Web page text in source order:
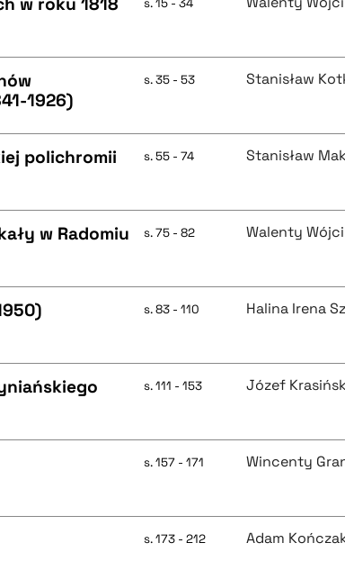
s. 15 - 34
1926)
s. 35 - 53 Stanisław
polichromii
s. 55 - 74 Stanisław
w Radomiu s. 75 - 82 Walenty
s. 83 - 110 Halina Irena
s. 111 - 153 Józef
s. 157 - 171 Wincenty
s. 173 - 212 Adam